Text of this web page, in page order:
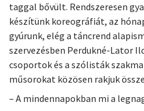
taggal bővült. Rendszeresen
készítünk koreográfiát, az
gyúrunk, elég a táncrend
szervezésben Perdukné-Lator
csoportok és a szólisták
műsorokat közösen rakjuk
– A mindennapokban mi a